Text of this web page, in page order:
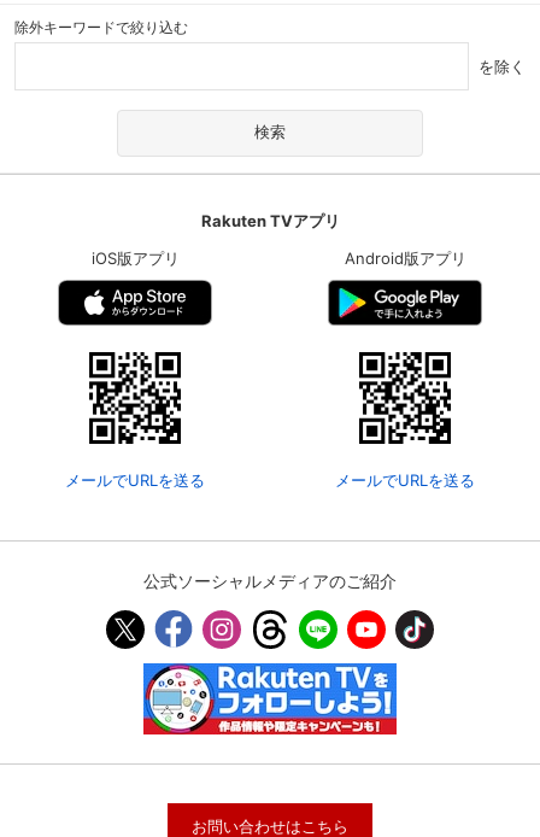
除外キーワードで絞り込む
を除く
Rakuten TVアプリ
iOS版アプリ
メールでURLを送る
Android版アプリ
メールでURLを送る
公式ソーシャルメディアのご紹介
お問い合わせはこちら